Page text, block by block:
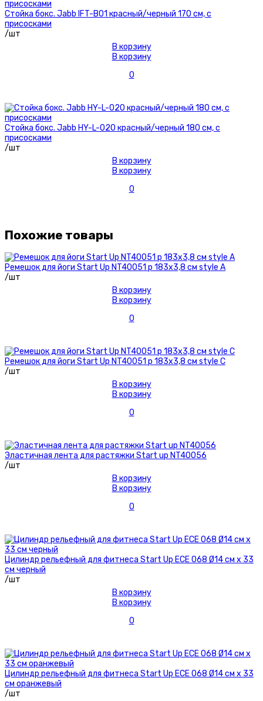
Стойка бокс. Jabb IFT-B01 красный/черный 170 см, с
присосками
/шт
В корзину
В корзину
0
Стойка бокс. Jabb HY-L-020 красный/черный 180 см, с
присосками
/шт
В корзину
В корзину
0
Похожие товары
Ремешок для йоги Start Up NT40051 р 183х3,8 см style А
/шт
В корзину
В корзину
0
Ремешок для йоги Start Up NT40051 р 183х3,8 см style C
/шт
В корзину
В корзину
0
Эластичная лента для растяжки Start up NT40056
/шт
В корзину
В корзину
0
Цилиндр рельефный для фитнеса Start Up ЕСЕ 068 Ø14 см х 33
см черный
/шт
В корзину
В корзину
0
Цилиндр рельефный для фитнеса Start Up ЕСЕ 068 Ø14 см х 33
см оранжевый
/шт